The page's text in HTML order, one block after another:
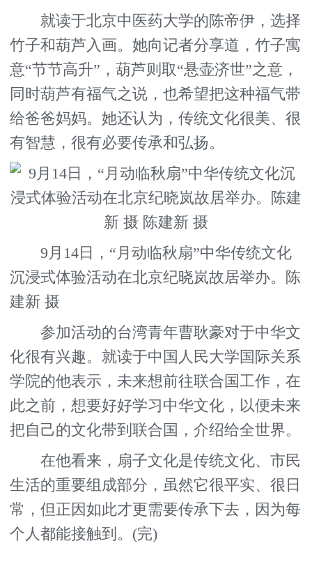
就读于北京中医药大学的陈帝伊，选择
竹子和葫芦入画。她向记者分享道，竹子寓
意“节节高升”，葫芦则取“悬壶济世”之意，
同时葫芦有福气之说，也希望把这种福气带
给爸爸妈妈。她还认为，传统文化很美、很
有智慧，很有必要传承和弘扬。
9月14日，“月动临秋扇”中华传统文化
沉浸式体验活动在北京纪晓岚故居举办。陈
建新 摄
参加活动的台湾青年曹耿豪对于中华文
化很有兴趣。就读于中国人民大学国际关系
学院的他表示，未来想前往联合国工作，在
此之前，想要好好学习中华文化，以便未来
把自己的文化带到联合国，介绍给全世界。
在他看来，扇子文化是传统文化、市民
生活的重要组成部分，虽然它很平实、很日
常，但正因如此才更需要传承下去，因为每
个人都能接触到。(完)